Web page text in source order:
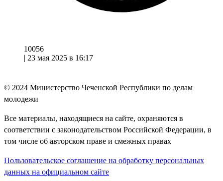
10056
| 23 мая 2025 в 16:17
© 2024 Министерство Чеченской Республики по делам
молодежи
Все материалы, находящиеся на сайте, охраняются в
соответствии с законодательством Российской Федерации, в
том числе об авторском праве и смежных правах
Пользовательское соглашение на обработку персональных
данных на официальном сайте